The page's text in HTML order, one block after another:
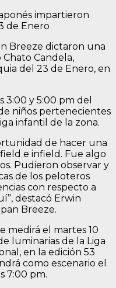
impartieron
de Enero
Breeze dictaron una
Candela,
del 23 de Enero, en
3:00 y 5:00 pm del
niños pertenecientes
infantil de la zona.
de hacer una
e infield. Fue algo
Pudieron observar y
de los peloteros
con respecto a
destacó Erwin
Breeze.
medirá el martes 10
luminarias de la Liga
en la edición 53
como escenario el
7:00 pm.